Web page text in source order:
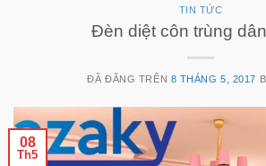
TIN TỨC
Đèn diệt côn trùng
ĐÃ ĐĂNG TRÊN 8 THÁNG 5, 2017
08
Th5